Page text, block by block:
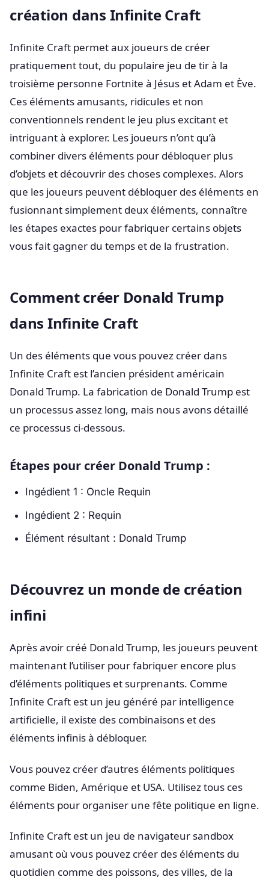
création dans Infinite Craft
Infinite Craft permet aux joueurs de créer
pratiquement tout, du populaire jeu de tir à la
troisième personne Fortnite à Jésus et Adam et Ève.
Ces éléments amusants, ridicules et non
conventionnels rendent le jeu plus excitant et
intriguant à explorer. Les joueurs n’ont qu’à
combiner divers éléments pour débloquer plus
d’objets et découvrir des choses complexes. Alors
que les joueurs peuvent débloquer des éléments en
fusionnant simplement deux éléments, connaître
les étapes exactes pour fabriquer certains objets
vous fait gagner du temps et de la frustration.
Comment créer Donald Trump
dans Infinite Craft
Un des éléments que vous pouvez créer dans
Infinite Craft est l’ancien président américain
Donald Trump. La fabrication de Donald Trump est
un processus assez long, mais nous avons détaillé
ce processus ci-dessous.
Étapes pour créer Donald Trump :
Ingédient 1 : Oncle Requin
Ingédient 2 : Requin
Élément résultant : Donald Trump
Découvrez un monde de création
infini
Après avoir créé Donald Trump, les joueurs peuvent
maintenant l’utiliser pour fabriquer encore plus
d’éléments politiques et surprenants. Comme
Infinite Craft est un jeu généré par intelligence
artificielle, il existe des combinaisons et des
éléments infinis à débloquer.
Vous pouvez créer d’autres éléments politiques
comme Biden, Amérique et USA. Utilisez tous ces
éléments pour organiser une fête politique en ligne.
Infinite Craft est un jeu de navigateur sandbox
amusant où vous pouvez créer des éléments du
quotidien comme des poissons, des villes, de la